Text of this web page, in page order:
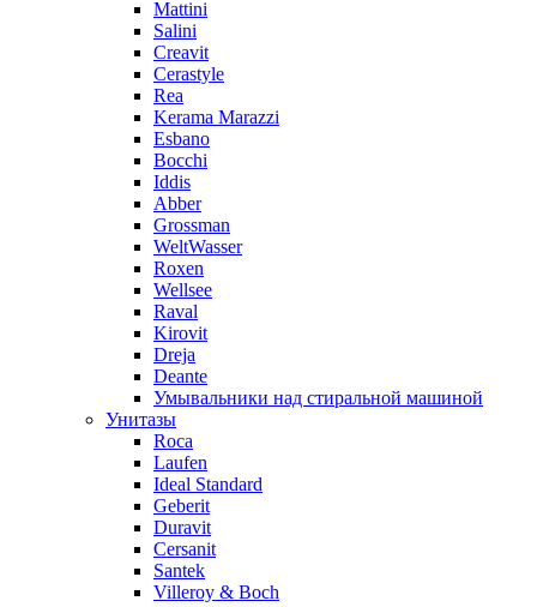
Mattini
Salini
Creavit
Cerastyle
Rea
Kerama Marazzi
Esbano
Bocchi
Iddis
Abber
Grossman
WeltWasser
Roxen
Wellsee
Raval
Kirovit
Dreja
Deante
Умывальники над стиральной машиной
Унитазы
Roca
Laufen
Ideal Standard
Geberit
Duravit
Cersanit
Santek
Villeroy & Boch